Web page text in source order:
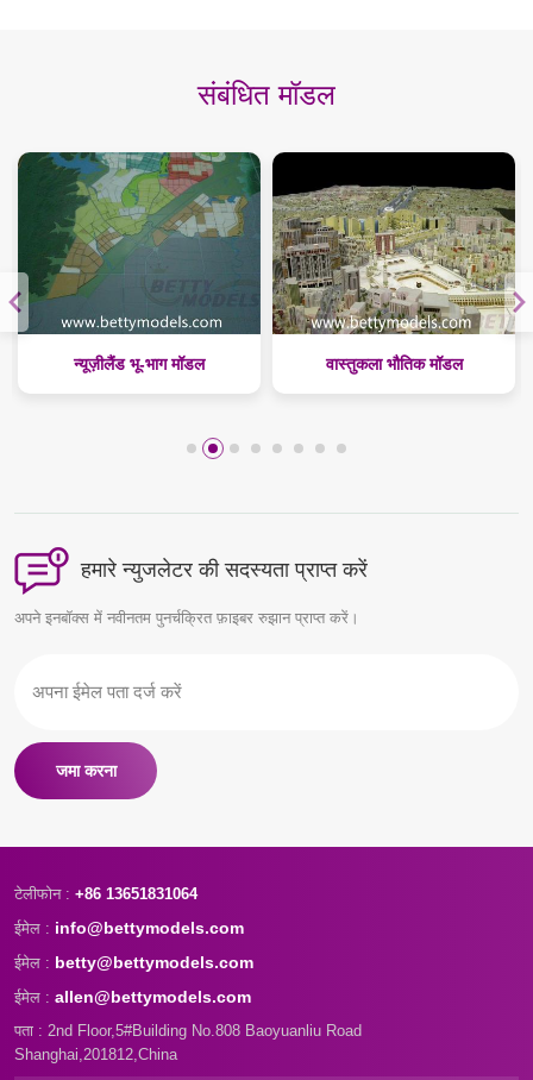
संबंधित मॉडल
वास्तुकला भौतिक मॉडल कजाकिस्तान मास स्केल मॉडल
हमारे न्युजलेटर की सदस्यता प्राप्त करें
अपने इनबॉक्स में नवीनतम पुनर्चक्रित फ़ाइबर रुझान प्राप्त करें।
जमा करना
टेलीफोन : +86 13651831064
ईमेल : info@bettymodels.com
ईमेल : betty@bettymodels.com
ईमेल : allen@bettymodels.com
पता : 2nd Floor,5#Building No.808 Baoyuanliu Road
Shanghai,201812,China